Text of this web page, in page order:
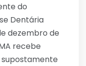
do
Dentária
dezembro de
recebe